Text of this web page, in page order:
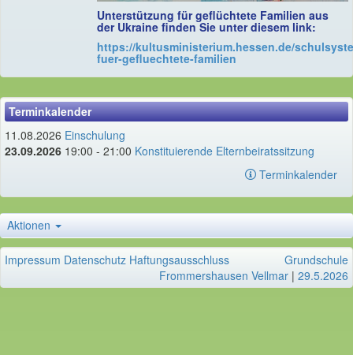
Unterstützung für geflüchtete Familien aus
der Ukraine finden Sie unter diesem link:
https://kultusministerium.hessen.de/
fuer-gefluechtete-familien
Terminkalender
11.08.2026 Einschulung
23.09.2026 19:00 - 21:00 Konstituierende Elternbeiratssitzung
Terminkalender
Aktionen
Impressum Datenschutz Haftungsausschluss
Grundschule
Frommershausen Vellmar | 29.5.2026